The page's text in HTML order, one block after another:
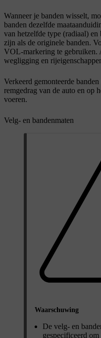
Wanneer je banden wisselt,
banden dezelfde
van hetzelfde type (radiaal)
zijn als de originele banden.
VOL-markering te gebruiken.
wegligging en
Verkeerd gemonteerde
remgedrag van de auto en op
voeren.
Velg- en bandenmaten
Waarschuwing
De velg- en
gespecificeerd